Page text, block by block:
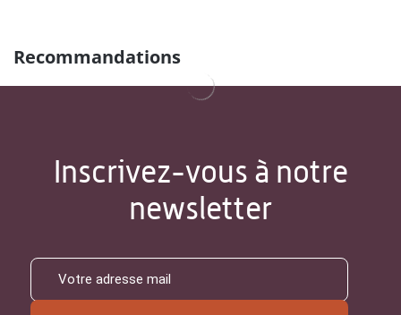
Recommandations
Inscrivez-vous à notre
newsletter